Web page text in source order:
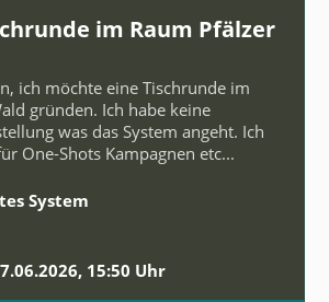
im Raum Pfälzer
ich möchte eine Tischrunde im
gründen. Ich habe keine
was das System angeht. Ich
One-Shots Kampagnen etc...
System
15:50 Uhr